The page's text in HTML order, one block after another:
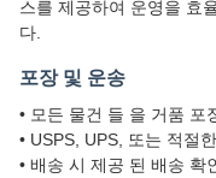
스를 제공하여 운영을 효
다.
포장 및 운송
• 모든 물건 들 을 거품 포
• USPS, UPS, 또는 적절
• 배송 시 제공 된 배송 확